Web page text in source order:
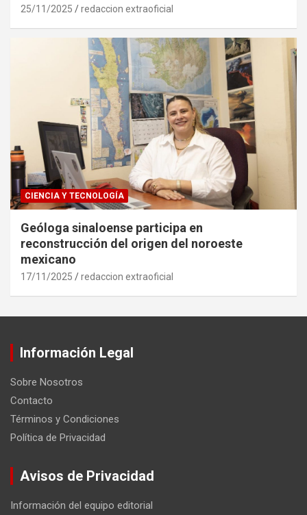
25/11/2025 redaccion extraoficial
CIENCIA Y TECNOLOGÍA
Geóloga sinaloense participa en
reconstrucción del origen del noroeste
mexicano
17/11/2025 redaccion extraoficial
Información Legal
Sobre Nosotros
Contacto
Términos y Condiciones
Política de Privacidad
Avisos de Privacidad
Información del equipo editorial